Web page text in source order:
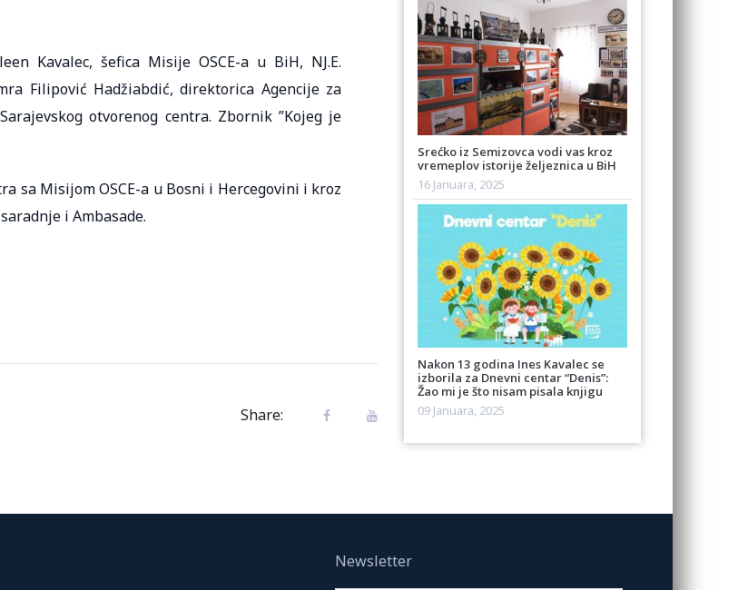
Kavalec, šefica Misije OSCE-a u BiH, NJ.E.
Filipović Hadžiabdić, direktorica Agencije za
otvorenog centra. Zbornik ”Kojeg je
sa Misijom OSCE-a u Bosni i Hercegovini i kroz
i Ambasade.
Share:
Srećko iz Semizovca vodi vas kroz
vremeplov istorije željeznica u BiH
16 Januara, 2025
Nakon 13 godina Ines Kavalec se
izborila za Dnevni centar “Denis”:
Žao mi je što nisam pisala knjigu
09 Januara, 2025
Newsletter